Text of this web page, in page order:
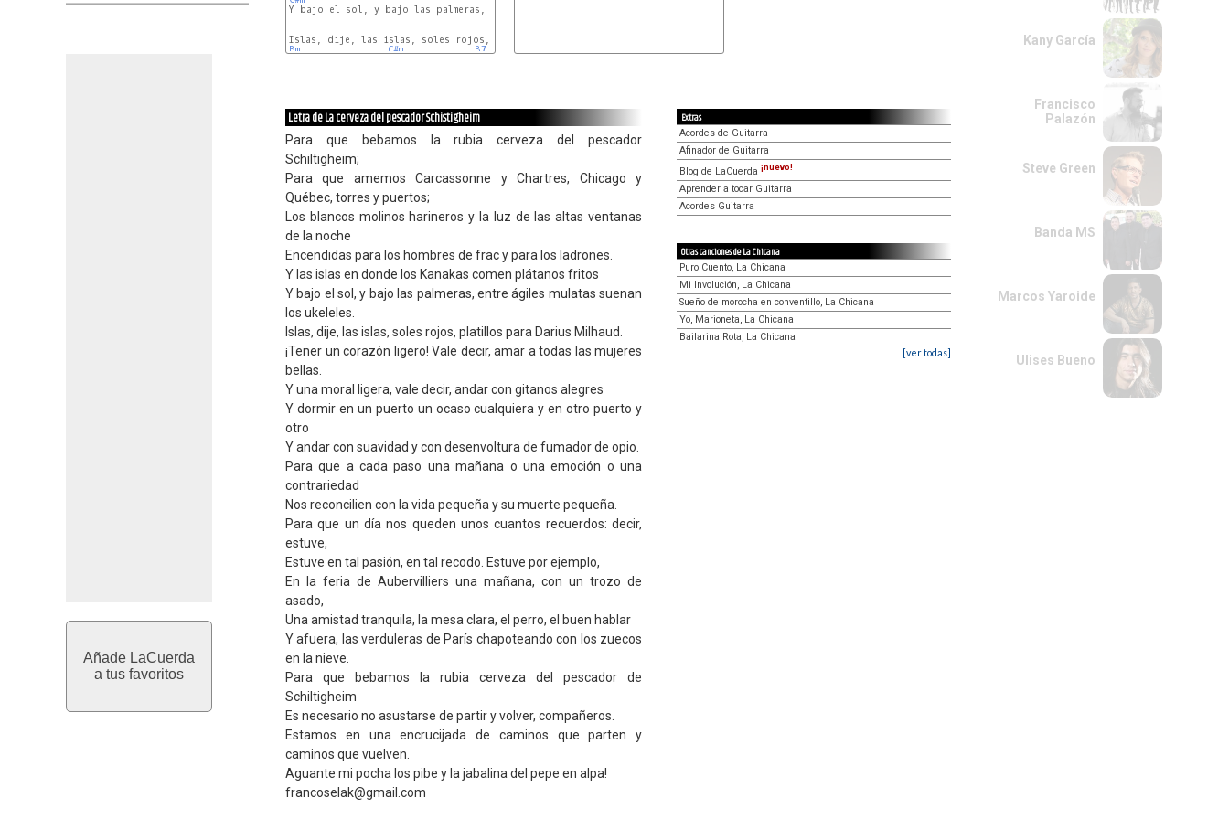
Añade LaCuerda
a tus favoritos
Y bajo el sol, y bajo las palmeras, entre ágiles mulatas suenan los ukeleles.
Bm
C#m B7
Letra de La cerveza del pescador Schistigheim
Para que bebamos la rubia cerveza del pescador
Schiltigheim;
Para que amemos Carcassonne y Chartres, Chicago y
Québec, torres y puertos;
Los blancos molinos harineros y la luz de las altas ventanas
de la noche
Encendidas para los hombres de frac y para los ladrones.
Y las islas en donde los Kanakas comen plátanos fritos
Y bajo el sol, y bajo las palmeras, entre ágiles mulatas suenan
los ukeleles.
Islas, dije, las islas, soles rojos, platillos para Darius Milhaud.
¡Tener un corazón ligero! Vale decir, amar a todas las mujeres
bellas.
Y una moral ligera, vale decir, andar con gitanos alegres
Y dormir en un puerto un ocaso cualquiera y en otro puerto y
otro
Y andar con suavidad y con desenvoltura de fumador de opio.
Para que a cada paso una mañana o una emoción o una
contrariedad
Nos reconcilien con la vida pequeña y su muerte pequeña.
Para que un día nos queden unos cuantos recuerdos: decir,
estuve,
Estuve en tal pasión, en tal recodo. Estuve por ejemplo,
En la feria de Aubervilliers una mañana, con un trozo de
asado,
Una amistad tranquila, la mesa clara, el perro, el buen hablar
Y afuera, las verduleras de París chapoteando con los zuecos
en la nieve.
Para que bebamos la rubia cerveza del pescador de
Schiltigheim
Es necesario no asustarse de partir y volver, compañeros.
Estamos en una encrucijada de caminos que parten y
caminos que vuelven.
Aguante mi pocha los pibe y la jabalina del pepe en alpa!
francoselak@gmail.com
Extras
Acordes de Guitarra
Afinador de Guitarra
Blog de LaCuerda ¡nuevo!
Aprender a tocar Guitarra
Acordes Guitarra
Otras canciones de La Chicana
Puro Cuento, La Chicana
Mi Involución, La Chicana
Sueño de morocha en conventillo, La Chicana
Yo, Marioneta, La Chicana
Bailarina Rota, La Chicana
[ver todas]
Kany García
Francisco
Palazón
Steve Green
Banda MS
Marcos Yaroide
Ulises Bueno